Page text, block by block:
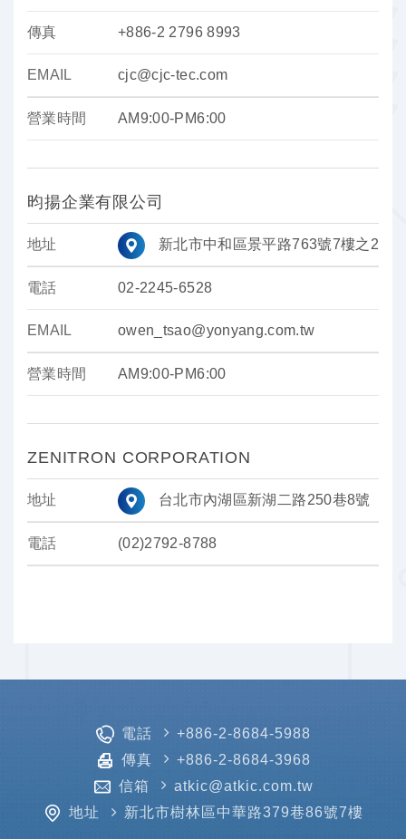
營業時間 AM9:00-PM6:00
傳真 +886-2 2796 8993
EMAIL cjc@cjc-tec.com
昀揚企業有限公司
營業時間 AM9:00-PM6:00
電話 02-2245-6528
EMAIL owen_tsao@yonyang.com.tw
地址 新北市中和區景平路763號7樓之2
ZENITRON CORPORATION
電話 (02)2792-8788
地址 台北市內湖區新湖二路250巷8號
電話
+886-2-8684-5988
傳真
+886-2-8684-3968
信箱
atkic@atkic.com.tw
地址
新北市樹林區中華路379巷86號7樓